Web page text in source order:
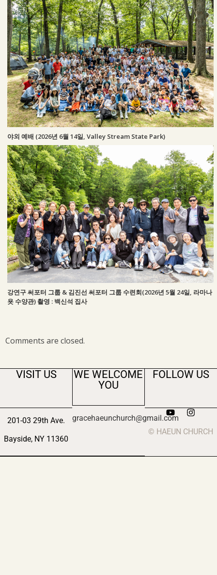
야외 예배 (2026년 6월 14일, Valley Stream State Park)
강연구 써포터 그룹 & 김진선 써포터 그룹 수련회(2026년 5월 24일, 라마나
욧 수양관) 촬영 : 백신석 집사
Comments are closed.
VISIT US
201-03 29th Ave.
Bayside, NY 11360
WE WELCOME
YOU
gracehaeunchurch@gmail.com
FOLLOW US
© HAEUN CHURCH